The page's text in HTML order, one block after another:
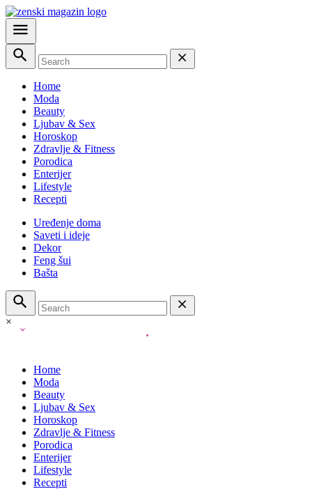
Home
Moda
Beauty
Ljubav & Sex
Horoskop
Zdravlje & Fitness
Porodica
Enterijer
Lifestyle
Recepti
Uređenje doma
Saveti i ideje
Dekor
Feng šui
Bašta
×
Home
Moda
Beauty
Ljubav & Sex
Horoskop
Zdravlje & Fitness
Porodica
Enterijer
Lifestyle
Recepti